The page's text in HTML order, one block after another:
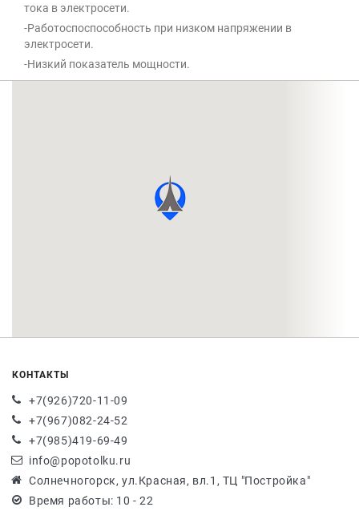
тока в электросети.
-Работоспоспособность при низком напряжении в
электросети.
-Низкий показатель мощности.
КОНТАКТЫ
+7(926)720-11-09
+7(967)082-24-52
+7(985)419-69-49
info@popotolku.ru
Солнечногорск, ул.Красная, вл.1, ТЦ "Постройка"
Время работы: 10 - 22